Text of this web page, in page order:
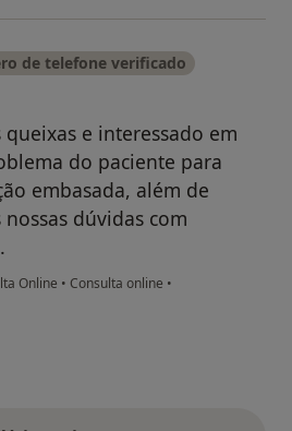
de telefone verificado
e interessado em
do paciente para
embasada, além de
dúvidas com
Online • Consulta online •